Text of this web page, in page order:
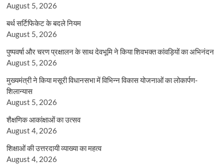
August 5, 2026
बर्थ सर्टिफिकेट के बदले नियम
August 5, 2026
पुष्पवर्षा और चरण प्रक्षालन के साथ देवभूमि ने किया शिवभक्त कांवड़ियों का अभिनंदन
August 5, 2026
मुख्यमंत्री ने किया मसूरी विधानसभा में विभिन्न विकास योजनाओं का लोकार्पण-
शिलान्यास
August 5, 2026
शैक्षणिक आकांक्षाओं का उत्सव
August 4, 2026
शिक्षाओं की उत्तरदायी व्याख्या का महत्व
August 4, 2026